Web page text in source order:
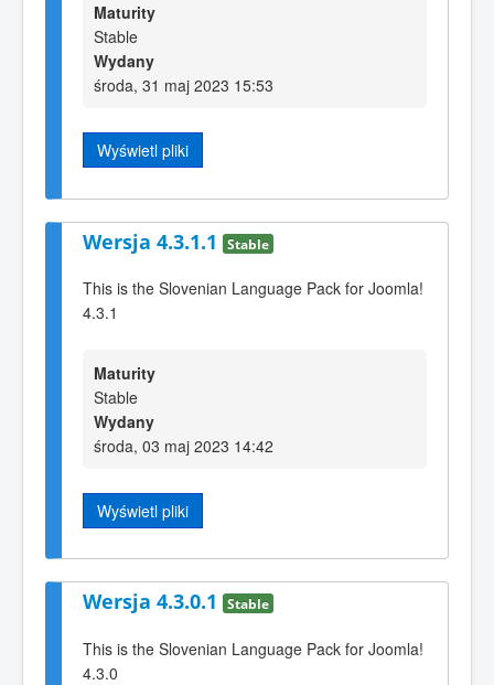
Maturity
Stable
Wydany
środa, 31 maj 2023 15:53
Wyświetl pliki
Wersja 4.3.1.1 Stable
This is the Slovenian Language Pack for Joomla!
4.3.1
Maturity
Stable
Wydany
środa, 03 maj 2023 14:42
Wyświetl pliki
Wersja 4.3.0.1 Stable
This is the Slovenian Language Pack for Joomla!
4.3.0